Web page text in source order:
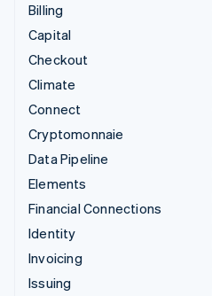
Billing
Capital
Checkout
Climate
Connect
Cryptomonnaie
Data Pipeline
Elements
Financial Connections
Identity
Invoicing
Issuing